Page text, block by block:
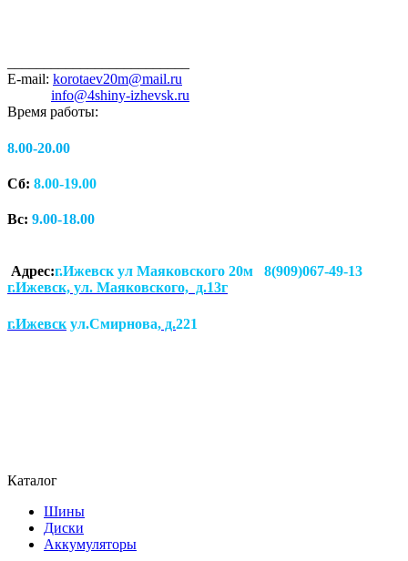
E-mail: korotaev20m@mail.ru
info@4shiny-izhevsk.ru
Время работы:
8.00-20.00
Сб: 8.00-19.00
Вс: 9.00-18.00
Адрес:г.Ижевск ул Маяковского 20м 8(909)067-49-13
г.Ижевск, ул. Маяковского, д.13г
г.Ижевск ул.Смирнова, д.221
Каталог
Шины
Диски
Аккумуляторы